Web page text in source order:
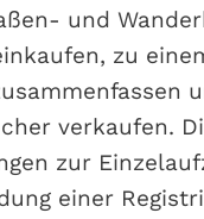
und
zu
verkaufen.
zur
einer